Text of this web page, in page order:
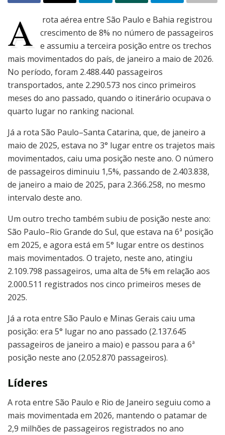
A
rota aérea entre São Paulo e Bahia registrou
crescimento de 8% no número de passageiros
e assumiu a terceira posição entre os trechos
mais movimentados do país, de janeiro a maio de 2026.
No período, foram 2.488.440 passageiros
transportados, ante 2.290.573 nos cinco primeiros
meses do ano passado, quando o itinerário ocupava o
quarto lugar no ranking nacional.
Já a rota São Paulo–Santa Catarina, que, de janeiro a
maio de 2025, estava no 3° lugar entre os trajetos mais
movimentados, caiu uma posição neste ano. O número
de passageiros diminuiu 1,5%, passando de 2.403.838,
de janeiro a maio de 2025, para 2.366.258, no mesmo
intervalo deste ano.
Um outro trecho também subiu de posição neste ano:
São Paulo–Rio Grande do Sul, que estava na 6ª posição
em 2025, e agora está em 5° lugar entre os destinos
mais movimentados. O trajeto, neste ano, atingiu
2.109.798 passageiros, uma alta de 5% em relação aos
2.000.511 registrados nos cinco primeiros meses de
2025.
Já a rota entre São Paulo e Minas Gerais caiu uma
posição: era 5° lugar no ano passado (2.137.645
passageiros de janeiro a maio) e passou para a 6ª
posição neste ano (2.052.870 passageiros).
Líderes
A rota entre São Paulo e Rio de Janeiro seguiu como a
mais movimentada em 2026, mantendo o patamar de
2,9 milhões de passageiros registrados no ano